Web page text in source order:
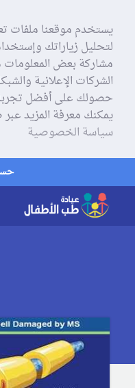
يستخدم موقعنا ملفات
لتحليل زياراتك
الشركات الإعلانية
حصولك على أفضل
يمكنك معرفة المزيد
سياسة الخصوصية